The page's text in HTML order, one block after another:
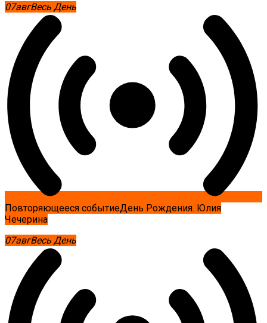
07авгВесь День
Повторяющееся событиеДень Рождения. Юлия
Чечерина
07авгВесь День